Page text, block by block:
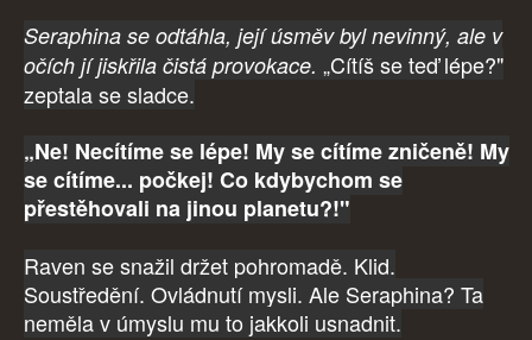
Seraphina se odtáhla, její úsměv byl nevinný, ale v
očích jí jiskřila čistá provokace. „Cítíš se teď lépe?"
zeptala se sladce.
„Ne! Necítíme se lépe! My se cítíme zničeně! My
se cítíme... počkej! Co kdybychom se
přestěhovali na jinou planetu?!"
Raven se snažil držet pohromadě. Klid.
Soustředění. Ovládnutí mysli. Ale Seraphina? Ta
neměla v úmyslu mu to jakkoli usnadnit.